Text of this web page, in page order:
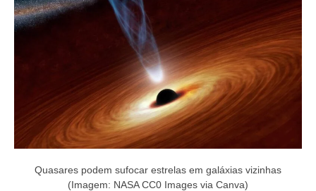
o
n
Quasares podem sufocar estrelas em galáxias vizinhas
(Imagem: NASA CC0 Images via Canva)